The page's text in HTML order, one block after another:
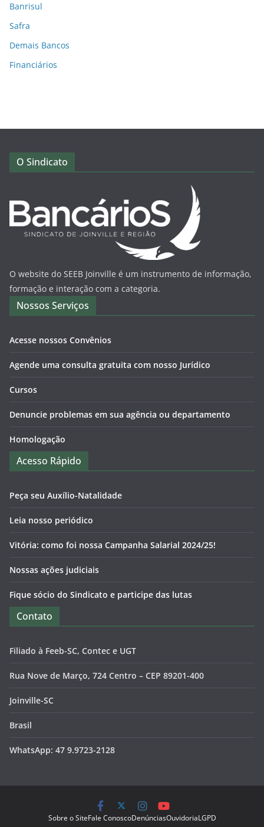
Banrisul
Safra
Demais Bancos
Financiários
O Sindicato
O website do SEEB Joinville é um instrumento de informação,
formação e interação com a categoria.
Nossos Serviços
Acesse nossos Convênios
Agende uma consulta gratuita com nosso Jurídico
Cursos
Denuncie problemas em sua agência ou departamento
Homologação
Acesso Rápido
Peça seu Auxílio-Natalidade
Leia nosso periódico
Vitória: como foi nossa Campanha Salarial 2024/25!
Nossas ações judiciais
Fique sócio do Sindicato e participe das lutas
Contato
Filiado à Feeb-SC, Contec e UGT
Rua Nove de Março, 724 Centro – CEP 89201-400
Joinville-SC
Brasil
WhatsApp: 47 9.9723-2128
Sobre o SiteFale ConoscoDenúnciasOuvidoriaLGPD